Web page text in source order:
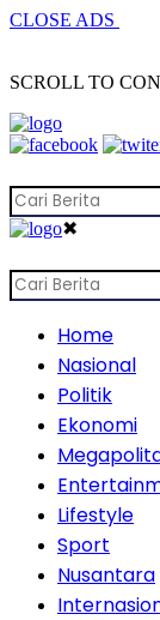
CLOSE ADS
SCROLL TO
✖
Home
Nasional
Politik
Ekonomi
Lifestyle
Sport
Nusantara